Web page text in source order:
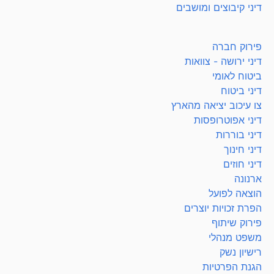
דיני קיבוצים ומושבים
פירוק חברה
דיני ירושה - צוואות
ביטוח לאומי
דיני ביטוח
צו עיכוב יציאה מהארץ
דיני אפוטרופסות
דיני בוררות
דיני חינוך
דיני חוזים
ארנונה
הוצאה לפועל
הפרת זכויות יוצרים
פירוק שיתוף
משפט מנהלי
רישיון נשק
הגנת הפרטיות